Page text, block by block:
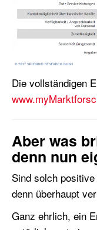
Die vollständigen
Aber was
denn nun
Sind solch
denn überhaupt
Ganz ehrlich, ein